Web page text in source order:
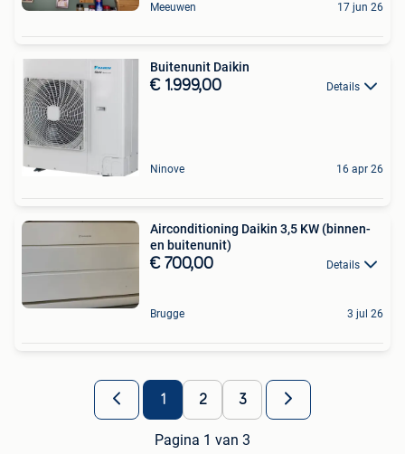
Meeuwen 17 jun 26
Buitenunit Daikin
€ 1.999,00 Details
Ninove 16 apr 26
Airconditioning Daikin 3,5 KW (binnen-
en buitenunit)
€ 700,00 Details
Brugge 3 jul 26
1 2 3
Pagina 1 van 3